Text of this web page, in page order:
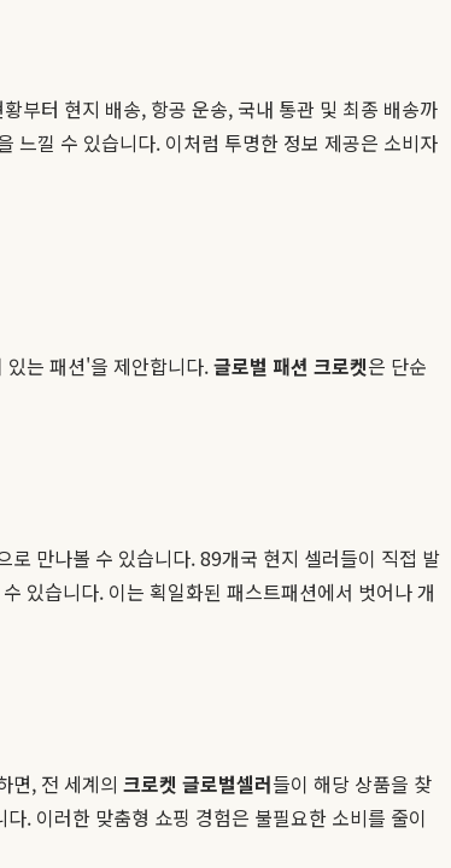
부터 현지 배송, 항공 운송, 국내 통관 및 최종 배송까
느낄 수 있습니다. 이처럼 투명한 정보 제공은 소비자
는 패션'을 제안합니다.글로벌 패션 크로켓은 단순
로 만나볼 수 있습니다. 89개국 현지 셀러들이 직접 발
있습니다. 이는 획일화된 패스트패션에서 벗어나 개
면, 전 세계의 크로켓 글로벌셀러들이 해당 상품을 찾
. 이러한 맞춤형 쇼핑 경험은 불필요한 소비를 줄이